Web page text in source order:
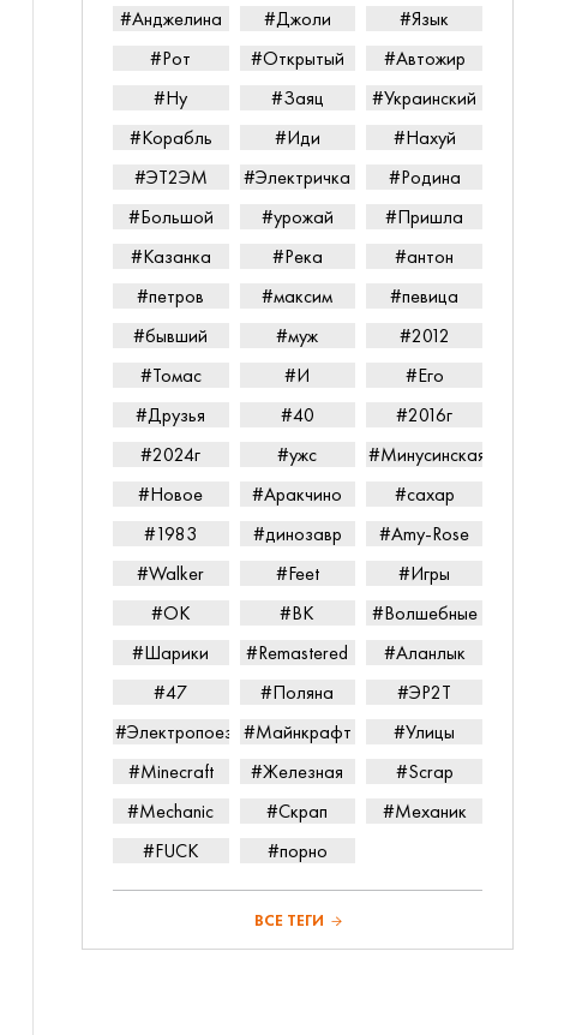
#Анджелина
#Джоли
#Язык
#Рот
#Открытый
#Автожир
#Ну
#Заяц
#Украинский
#Корабль
#Иди
#Нахуй
#ЭТ2ЭМ
#Электричка
#Родина
#Большой
#урожай
#Пришла
#Казанка
#Река
#антон
#петров
#максим
#певица
#бывший
#муж
#2012
#Томас
#И
#Его
#Друзья
#40
#2016г
#2024г
#ужс
#Минусинская
#Новое
#Аракчино
#сахар
#1983
#динозавр
#Amy-Rose
#Walker
#Feet
#Игры
#ОК
#ВК
#Волшебные
#Шарики
#Remastered
#Аланлык
#47
#Поляна
#ЭР2Т
#Электропоезд #Майнкрафт
#Улицы
#Minecraft
#Железная
#Scrap
#Mechanic
#Скрап
#Механик
#FUCK
#порно
ВСЕ ТЕГИ